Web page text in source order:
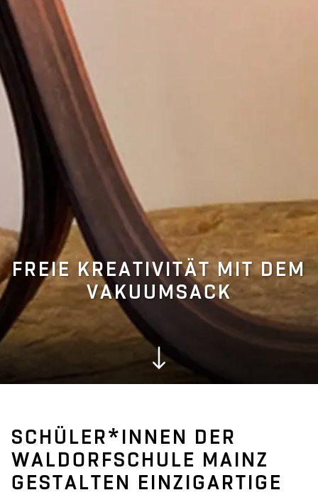
FREIE KREATIVITÄT MIT DEM
VAKUUMSACK
SCHÜLER*INNEN DER
WALDORFSCHULE MAINZ
GESTALTEN EINZIGARTIGE